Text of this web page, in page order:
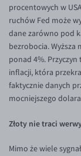
EUR/AUD
EUR/BGN
EUR/CAD
EUR/CNY
EUR/HKD
EUR/HUF
EUR/ILS
procentowych w
ruchów Fed może
dane zarówno pod
bezrobocia. Wyższa
ponad 4%.
inflacji, która
faktycznie danych
mocniejszego
Złoty nie traci
Mimo że wiele